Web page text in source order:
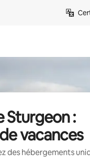
Sturgeon :
vacances
des hébergements